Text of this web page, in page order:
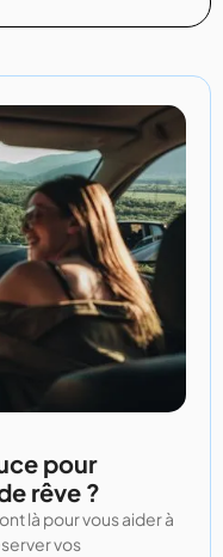
pour
rêve ?
là pour vous aider à
vos